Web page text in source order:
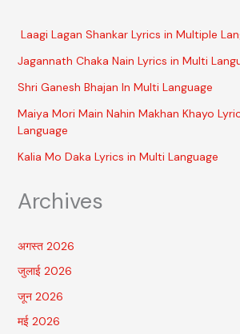
Laagi Lagan Shankar Lyrics in Multiple
Jagannath Chaka Nain Lyrics in Multi
Shri Ganesh Bhajan In Multi Language
Maiya Mori Main Nahin Makhan Khayo
Language
Kalia Mo Daka Lyrics in Multi Language
Archives
अगस्त 2026
जुलाई 2026
जून 2026
मई 2026